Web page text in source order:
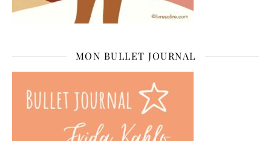
MON BULLET JOURNAL